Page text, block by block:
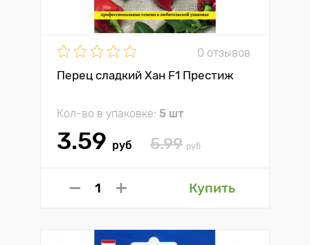
0 отзывов
Перец сладкий Хан F1 Престиж
Кол-во в упаковке: 5 шт
3.59 руб 5.99 руб
Купить